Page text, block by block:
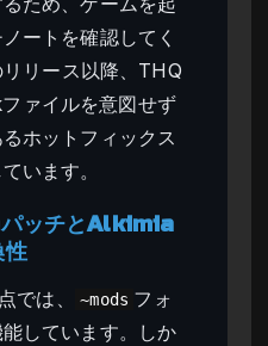
ートを確認してく
リース以降、THQ
ァイルを意図せず
ホットフィックス
います。
ッチとAlkimia
性
では、 ~mods フォ
しています。しか